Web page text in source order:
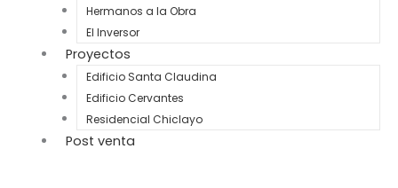
Hermanos a la Obra
El Inversor
Proyectos
Edificio Santa Claudina
Edificio Cervantes
Residencial Chiclayo
Post venta